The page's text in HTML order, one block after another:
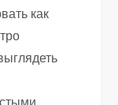
как